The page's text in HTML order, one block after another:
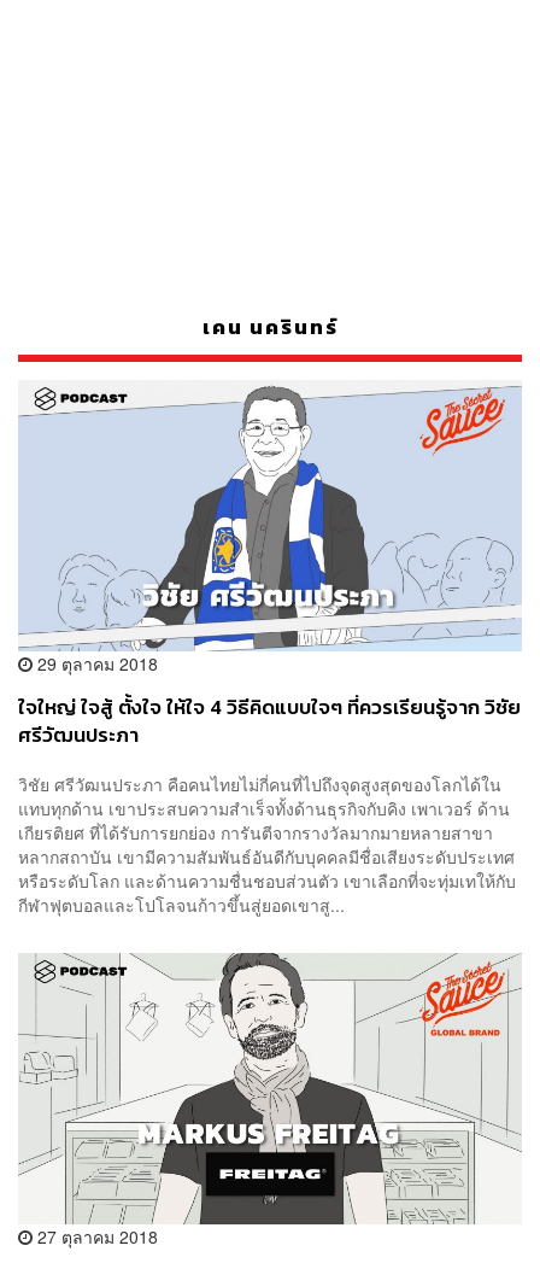
เคน นครินทร์
29 ตุลาคม 2018
ใจใหญ่ ใจสู้ ตั้งใจ ให้ใจ 4 วิธีคิดแบบใจๆ ที่ควรเรียนรู้จาก วิชัย
ศรีวัฒนประภา
วิชัย ศรีวัฒนประภา คือคนไทยไม่กี่คนที่ไปถึงจุดสูงสุดของโลกได้ใน
แทบทุกด้าน เขาประสบความสำเร็จทั้งด้านธุรกิจกับคิง เพาเวอร์ ด้าน
เกียรติยศ ที่ได้รับการยกย่อง การันตีจากรางวัลมากมายหลายสาขา
หลากสถาบัน เขามีความสัมพันธ์อันดีกับบุคคลมีชื่อเสียงระดับประเทศ
หรือระดับโลก และด้านความชื่นชอบส่วนตัว เขาเลือกที่จะทุ่มเทให้กับ
กีฬาฟุตบอลและโปโลจนก้าวขึ้นสู่ยอดเขาสู...
27 ตุลาคม 2018